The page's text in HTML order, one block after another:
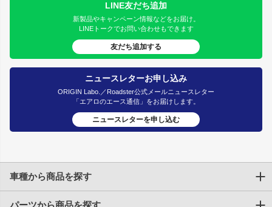
LINE友だち追加
新製品やキャンペーン情報などをお届け。
LINEトークでお問い合わせもできます
友だち追加する
ニュースレターお申し込み
ORIGIN Labo.／Roadster公式メールニュースレター
「エアロのエース通信」をお届けします。
ニュースレターを申し込む
車種から商品を探す